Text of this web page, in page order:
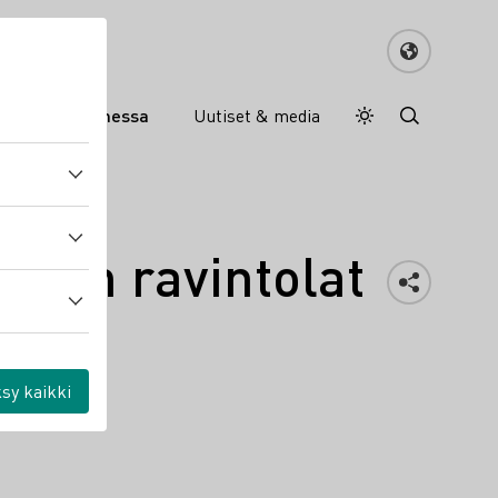
viinit Suomessa Uutiset & media Daymode
Darkmode
ravintolat
kaikki